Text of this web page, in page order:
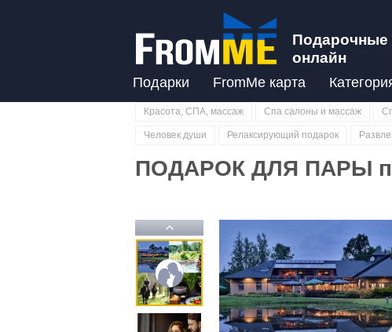
Подарочные
онлайн
Подарки FromMe карта
Красота, СПА, массаж Спа салоны и массаж
Человек души Релаксирующий подарок
ПОДАРОК ДЛЯ ПАРЫ
Previous